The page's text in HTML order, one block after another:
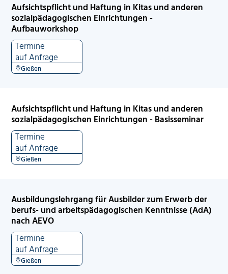
Aufsichtspflicht und Haftung in Kitas und anderen
sozialpädagogischen Einrichtungen -
Aufbauworkshop
Termine
auf Anfrage
Gießen
Aufsichtspflicht und Haftung in Kitas und anderen
sozialpädagogischen Einrichtungen - Basisseminar
Termine
auf Anfrage
Gießen
Ausbildungslehrgang für Ausbilder zum Erwerb der
berufs- und arbeitspädagogischen Kenntnisse (AdA)
nach AEVO
Termine
auf Anfrage
Gießen